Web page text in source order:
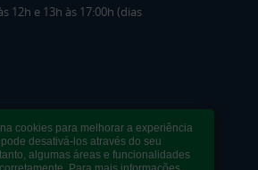
12h e 13h às 17:00h (dias
cookies para melhorar a experiência
desativá-los através do seu
algumas áreas e funcionalidades